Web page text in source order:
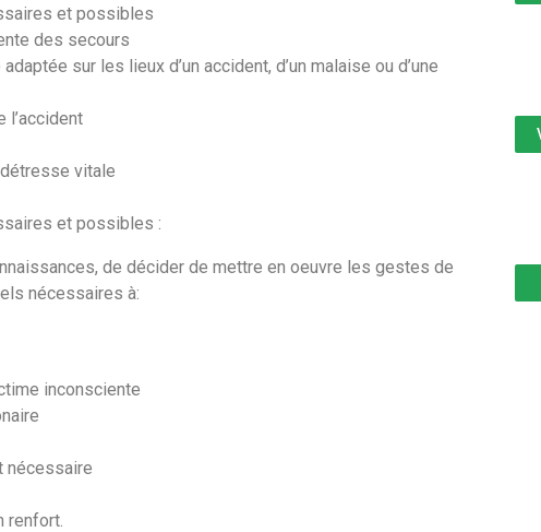
et possibles
des secours
sur les lieux d’un accident, d’un malaise ou d’une
l’accident
vitale
et possibles :
de décider de mettre en oeuvre les gestes de
nécessaires à:
inconsciente
nécessaire
renfort.